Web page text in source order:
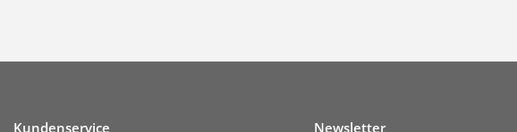
Kundenservice Newsletter